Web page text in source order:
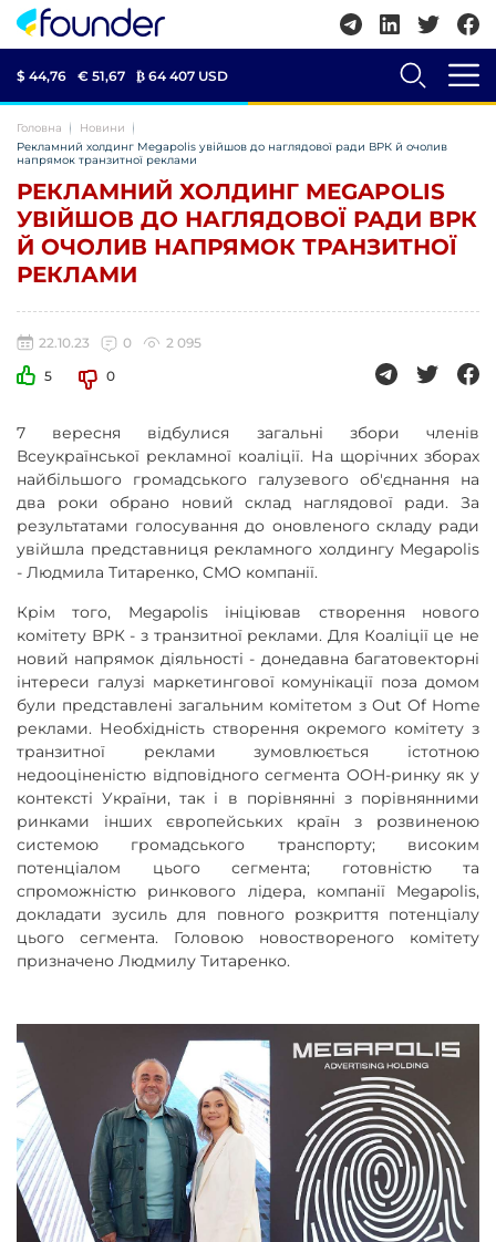
$ 44,76 € 51,67 ₿ 64 407 USD
Головна
Новини
Рекламний холдинг Megapolis увійшов до наглядової ради ВРК й очолив
напрямок транзитної реклами
РЕКЛАМНИЙ ХОЛДИНГ MEGAPOLIS
УВІЙШОВ ДО НАГЛЯДОВОЇ РАДИ ВРК
Й ОЧОЛИВ НАПРЯМОК ТРАНЗИТНОЇ
РЕКЛАМИ
22.10.23 0
2 095
5
0
7 вересня відбулися загальні збори членів
Всеукраїнської рекламної коаліції. На щорічних зборах
найбільшого громадського галузевого об'єднання на
два роки обрано новий склад наглядової ради. За
результатами голосування до оновленого складу ради
увійшла представниця рекламного холдингу Megapolis
- Людмила Титаренко, CMO компанії.
Крім того, Megapolis ініціював створення нового
комітету ВРК - з транзитної реклами. Для Коаліції це не
новий напрямок діяльності - донедавна багатовекторні
інтереси галузі маркетингової комунікації поза домом
були представлені загальним комітетом з Out Of Home
реклами. Необхідність створення окремого комітету з
транзитної реклами зумовлюється істотною
недооціненістю відповідного сегмента OOH-ринку як у
контексті України, так і в порівнянні з порівнянними
ринками інших європейських країн з розвиненою
системою громадського транспорту; високим
потенціалом цього сегмента; готовністю та
спроможністю ринкового лідера, компанії Megapolis,
докладати зусиль для повного розкриття потенціалу
цього сегмента. Головою новоствореного комітету
призначено Людмилу Титаренко.